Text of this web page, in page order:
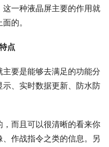
一种液晶屏主要的作用就
的。
点
要是能够去满足的功能分
、实时数据更新、防水防
而且可以很清晰的看来你
作战指令之类的信息。另